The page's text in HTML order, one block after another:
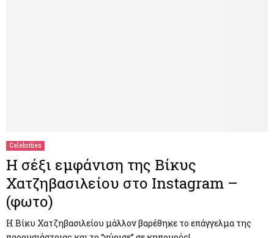
Celebrities
Η σέξι εμφάνιση της Βίκυς
Χατζηβασιλείου στο Instagram –
(φωτο)
Η Βίκυ Χατζηβασιλείου μάλλον βαρέθηκε το επάγγελμα της